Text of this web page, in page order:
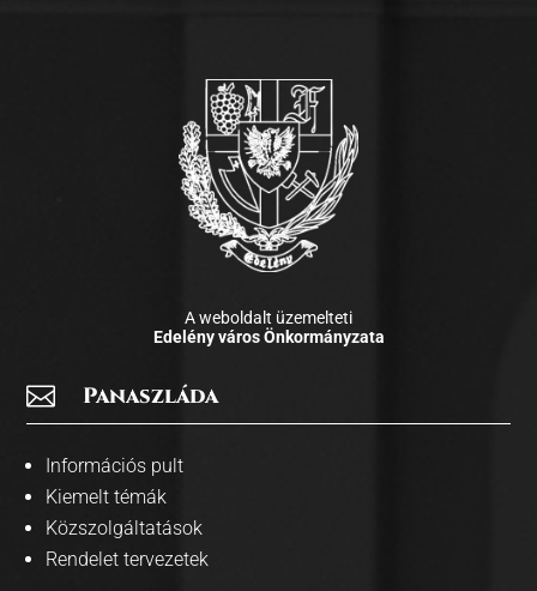
A weboldalt üzemelteti
Edelény város Önkormányzata
 Panaszláda
Információs pult
Kiemelt témák
Közszolgáltatások
Rendelet tervezetek